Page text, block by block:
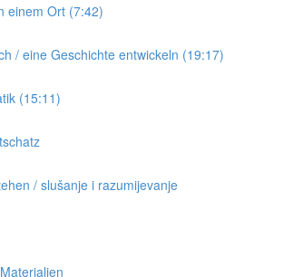
einem Ort (7:42)
/ eine Geschichte entwickeln (19:17)
(15:11)
/ slušanje i razumijevanje